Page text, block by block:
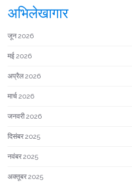
अभिलेखागार
जून 2026
मई 2026
अप्रैल 2026
मार्च 2026
जनवरी 2026
दिसंबर 2025
नवंबर 2025
अक्तूबर 2025